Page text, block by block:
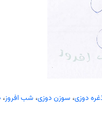
دوزی، سوزن دوزی، شب افروز،